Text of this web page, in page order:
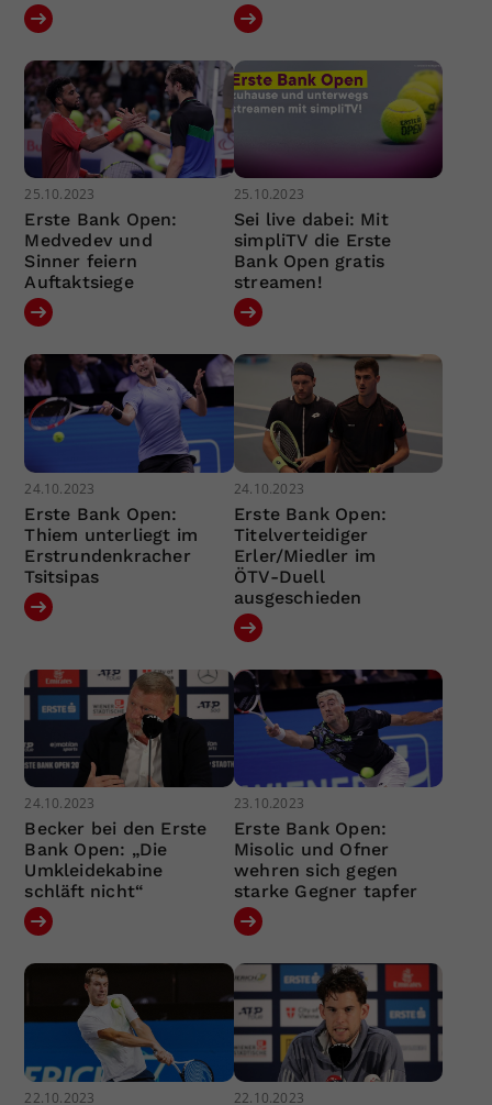
25.10.2023
Erste Bank Open:
Medvedev und
Sinner feiern
Auftaktsiege
25.10.2023
Sei live dabei: Mit
simpliTV die Erste
Bank Open gratis
streamen!
24.10.2023
Erste Bank Open:
Thiem unterliegt im
Erstrundenkracher
Tsitsipas
24.10.2023
Erste Bank Open:
Titelverteidiger
Erler/Miedler im
ÖTV-Duell
ausgeschieden
24.10.2023
Becker bei den Erste
Bank Open: „Die
Umkleidekabine
schläft nicht“
23.10.2023
Erste Bank Open:
Misolic und Ofner
wehren sich gegen
starke Gegner tapfer
22.10.2023 22.10.2023